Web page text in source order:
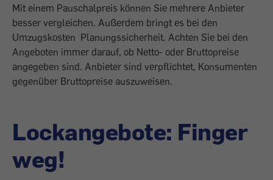
Mit einem Pauschalpreis können Sie mehrere Anbieter
besser vergleichen. Außerdem bringt es bei den
Umzugskosten Planungssicherheit. Achten Sie bei den
Angeboten immer darauf, ob Netto- oder Bruttopreise
angegeben sind. Anbieter sind verpflichtet, Konsumenten
gegenüber Bruttopreise auszuweisen.
Lockangebote: Finger
weg!